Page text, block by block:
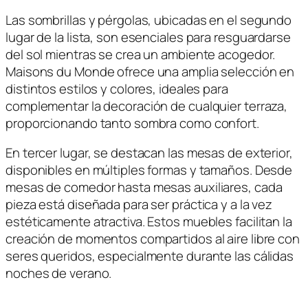
Las sombrillas y pérgolas, ubicadas en el segundo
lugar de la lista, son esenciales para resguardarse
del sol mientras se crea un ambiente acogedor.
Maisons du Monde ofrece una amplia selección en
distintos estilos y colores, ideales para
complementar la decoración de cualquier terraza,
proporcionando tanto sombra como confort.
En tercer lugar, se destacan las mesas de exterior,
disponibles en múltiples formas y tamaños. Desde
mesas de comedor hasta mesas auxiliares, cada
pieza está diseñada para ser práctica y a la vez
estéticamente atractiva. Estos muebles facilitan la
creación de momentos compartidos al aire libre con
seres queridos, especialmente durante las cálidas
noches de verano.